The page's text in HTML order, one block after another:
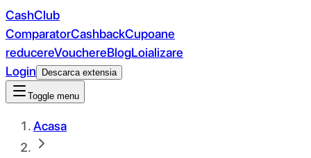
CashClub
ComparatorCashbackCupoane
reducereVouchereBlogLoializare
Login
Descarca extensia
Toggle menu
Acasa